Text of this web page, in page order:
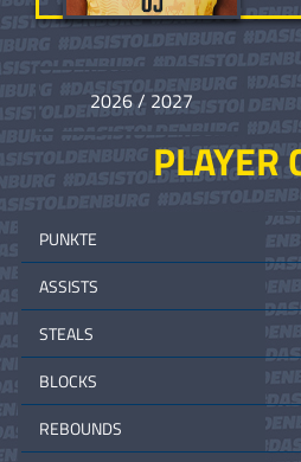
2026 / 2027
PLAYER
PUNKTE
ASSISTS
STEALS
BLOCKS
REBOUNDS